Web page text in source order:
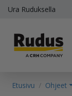
Ura Ruduksella
Etusivu Ohjeet